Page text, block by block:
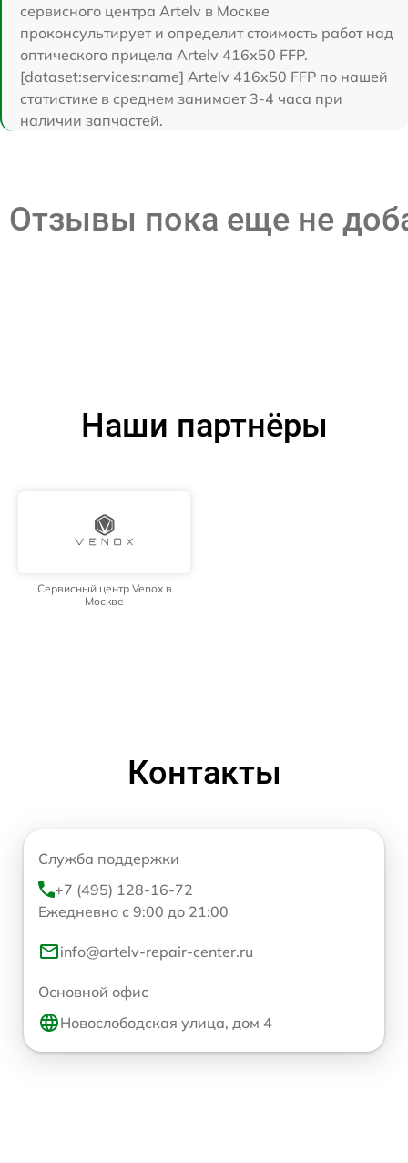
сервисного центра Artelv в Москве
проконсультирует и определит стоимость работ над
оптического прицела Artelv 416x50 FFP.
[dataset:services:name] Artelv 416x50 FFP по нашей
статистике в среднем занимает 3-4 часа при
наличии запчастей.
Отзывы пока еще не
Наши партнёры
Сервисный центр Venox в
Москве
Контакты
Служба поддержки
+7 (495) 128-16-72
Ежедневно с 9:00 до 21:00
info@artelv-repair-center.ru
Основной офис
Новослободская улица, дом 4